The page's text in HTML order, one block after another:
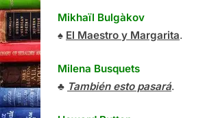
Mikhaïl Bulgàkov
♠ El Maestro y Margarita.
Milena Busquets
♣ También esto pasará.